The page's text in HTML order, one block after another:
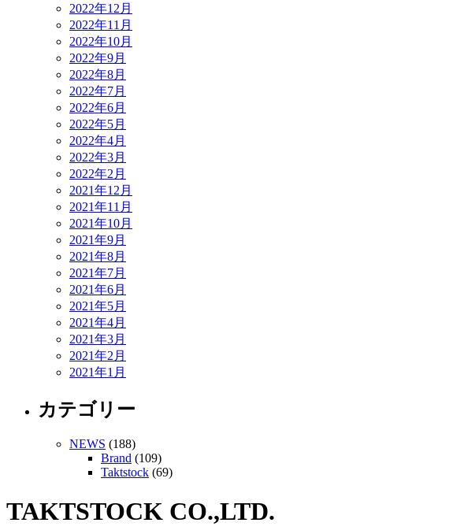
2022年12月
2022年11月
2022年10月
2022年9月
2022年8月
2022年7月
2022年6月
2022年5月
2022年4月
2022年3月
2022年2月
2021年12月
2021年11月
2021年10月
2021年9月
2021年8月
2021年7月
2021年6月
2021年5月
2021年4月
2021年3月
2021年2月
2021年1月
カテゴリー
NEWS (188)
Brand (109)
Taktstock (69)
TAKTSTOCK CO.,LTD.